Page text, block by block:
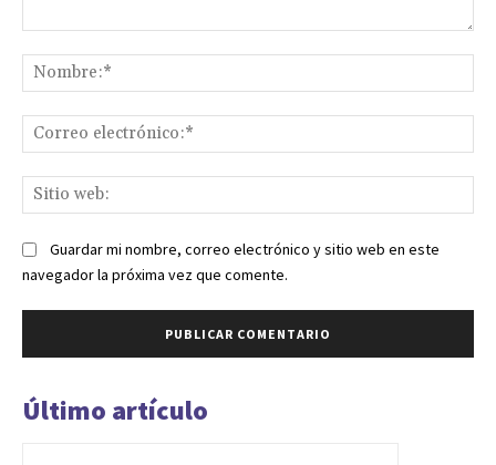
Guardar mi nombre, correo electrónico y sitio web en este
navegador la próxima vez que comente.
Último artículo